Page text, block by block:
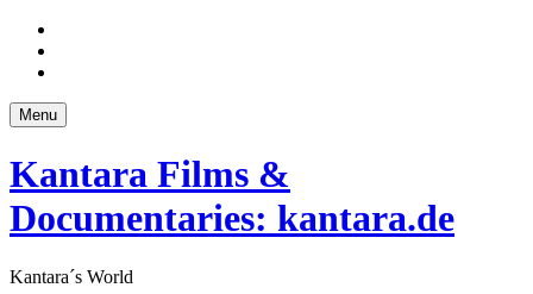
content
footer
Menu
Kantara Films &
Documentaries: kantara.de
Kantara´s World